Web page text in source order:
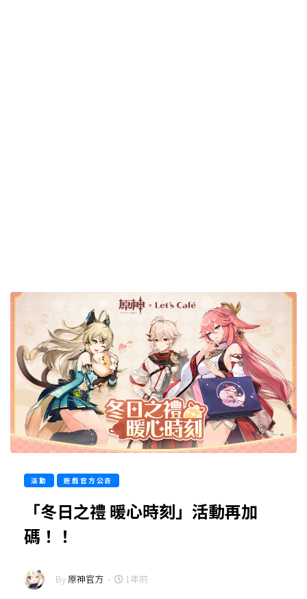
活動 遊戲官方公告
「冬日之禮 暖心時刻」活動再加
碼！！
By原神官方 - 1年前